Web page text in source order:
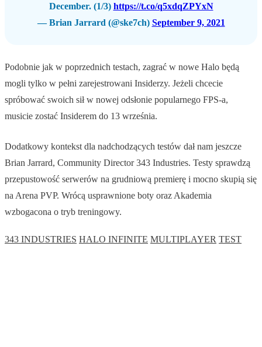
December. (1/3) https://t.co/q5xdqZPYxN
— Brian Jarrard (@ske7ch) September 9, 2021
Podobnie jak w poprzednich testach, zagrać w nowe Halo będą
mogli tylko w pełni zarejestrowani Insiderzy. Jeżeli chcecie
spróbować swoich sił w nowej odsłonie popularnego FPS-a,
musicie zostać Insiderem do 13 września.
Dodatkowy kontekst dla nadchodzących testów dał nam jeszcze
Brian Jarrard, Community Director 343 Industries. Testy sprawdzą
przepustowość serwerów na grudniową premierę i mocno skupią się
na Arena PVP. Wrócą usprawnione boty oraz Akademia
wzbogacona o tryb treningowy.
343 INDUSTRIES HALO INFINITE MULTIPLAYER TEST